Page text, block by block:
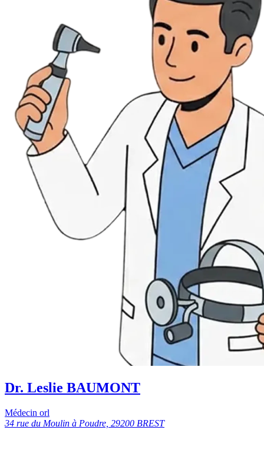
Dr. Leslie BAUMONT
Médecin orl
34 rue du Moulin à Poudre, 29200 BREST